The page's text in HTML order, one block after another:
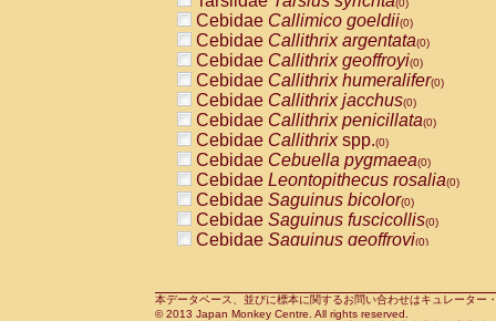
PitheciidaeCallicebus moloch
PitheciidaeCallicebus torquatus
PitheciidaeCallicebusspp.(0)
PitheciidaeChiropotes satanas(0)
PitheciidaePithecia monachus
PitheciidaePithecia pithecia(0)
CercopithecidaeCercocebus agilis
CercopithecidaeCercocebus
CercopithecidaeCercocebus
CercopithecidaeCercocebus
CercopithecidaeCercocebus
CercopithecidaeCercocebushybrid
CercopithecidaePapio anubis(0)
CercopithecidaePapio cynocephalus
(0)
Cebidae Callimico goeldii(0)
Cebidae Callithrix argentata(0)
Cebidae Callithrix geoffroyi(0)
Cebidae Callithrix humeralifer(0)
Cebidae Callithrix jacchus(0)
Cebidae Callithrix penicillata(0)
Cebidae Callithrixspp.(0)
Cebidae Cebuella pygmaea(0)
Cebidae Leontopithecus rosalia(0)
Cebidae Saguinus bicolor(0)
Cebidae Saguinus fuscicollis(0)
Cebidae Saguinus geoffroyi(0)
CebidaeSaguinus leucopus(0)
本データベース、並びに標本に関するお問い合わせはキュレータ
© 2013 Japan Monkey Centre. All rights reserved.